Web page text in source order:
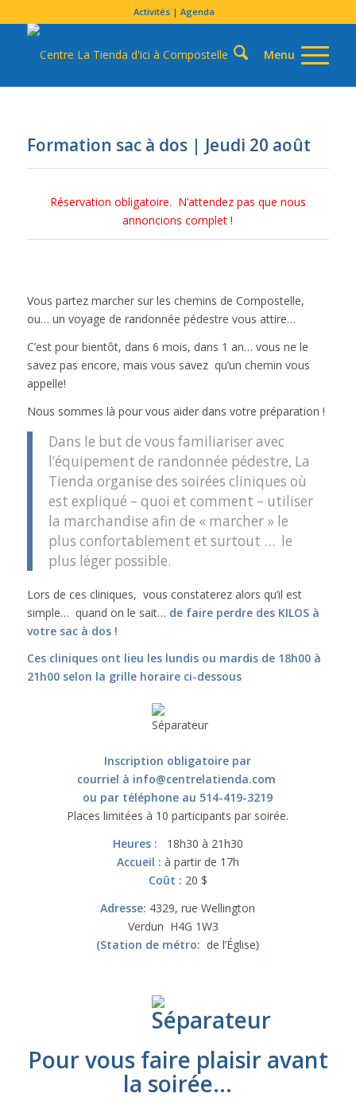
Activités | Agenda
Formation sac à dos | Jeudi 20 août
Réservation obligatoire. N’attendez pas que nous
annoncions complet !
Vous partez marcher sur les chemins de Compostelle,
ou… un voyage de randonnée pédestre vous attire…
C’est pour bientôt, dans 6 mois, dans 1 an… vous ne le
savez pas encore, mais vous savez qu’un chemin vous
appelle!
Nous sommes là pour vous aider dans votre préparation !
Dans le but de vous familiariser avec
l’équipement de randonnée pédestre, La
Tienda organise des soirées cliniques où
est expliqué – quoi et comment – utiliser
la marchandise afin de « marcher » le
plus confortablement et surtout … le
plus léger possible.
Lors de ces cliniques, vous constaterez alors qu’il est
simple… quand on le sait… de faire perdre des KILOS à
votre sac à dos !
Ces cliniques ont lieu les lundis ou mardis de 18h00 à
21h00 selon la grille horaire ci-dessous
Inscription obligatoire par
courriel à info@centrelatienda.com
ou par téléphone au 514-419-3219
Places limitées à 10 participants par soirée.
Heures : 18h30 à 21h30
Accueil : à partir de 17h
Coût : 20 $
Adresse: 4329, rue Wellington
Verdun H4G 1W3
(Station de métro: de l’Église)
Pour vous faire plaisir avant
la soirée…